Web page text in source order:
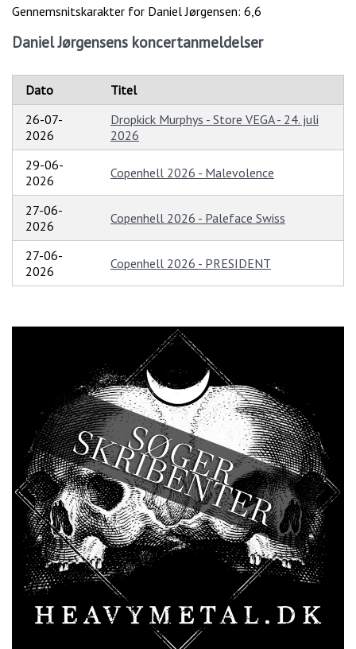
Gennemsnitskarakter for Daniel Jørgensen: 6,6
Daniel Jørgensens koncertanmeldelser
Dato
Titel
26-07-
2026
Dropkick Murphys - Store VEGA - 24. juli
2026
29-06-
2026
Copenhell 2026 - Malevolence
27-06-
2026
Copenhell 2026 - Paleface Swiss
27-06-
2026
Copenhell 2026 - PRESIDENT